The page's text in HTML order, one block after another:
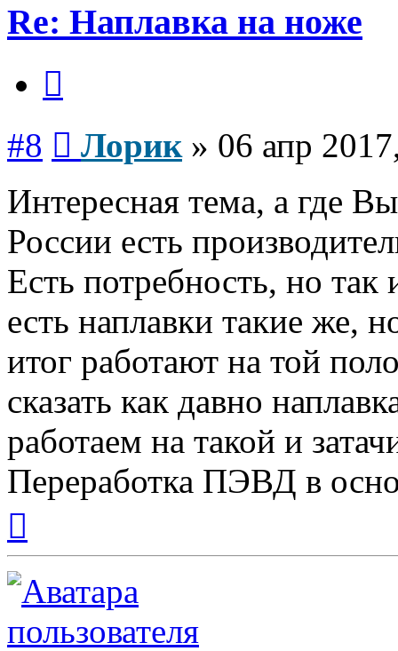
Re: Наплавка на ноже
#8 Лорик» 06 апр
Интересная тема, а где
России есть
Есть потребность, но
есть наплавки такие же,
итог работают на той
сказать как давно
работаем на такой и
Переработка ПЭВД в
началу